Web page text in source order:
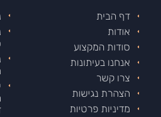
דף הבית
אודות
סודות המקצוע
אנחנו בעיתונות
צרו קשר
הצהרת נגישות
מדיניות פרטיות